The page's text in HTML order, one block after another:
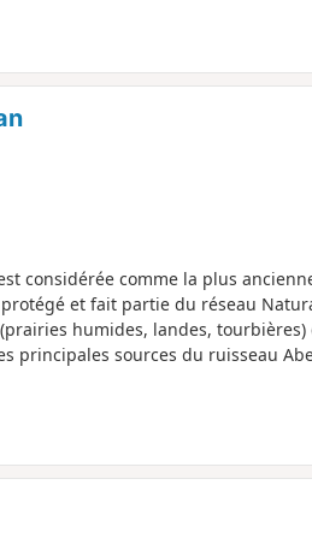
considérée comme la plus
et fait partie du réseau
humides, landes,
principales sources du ruisseau